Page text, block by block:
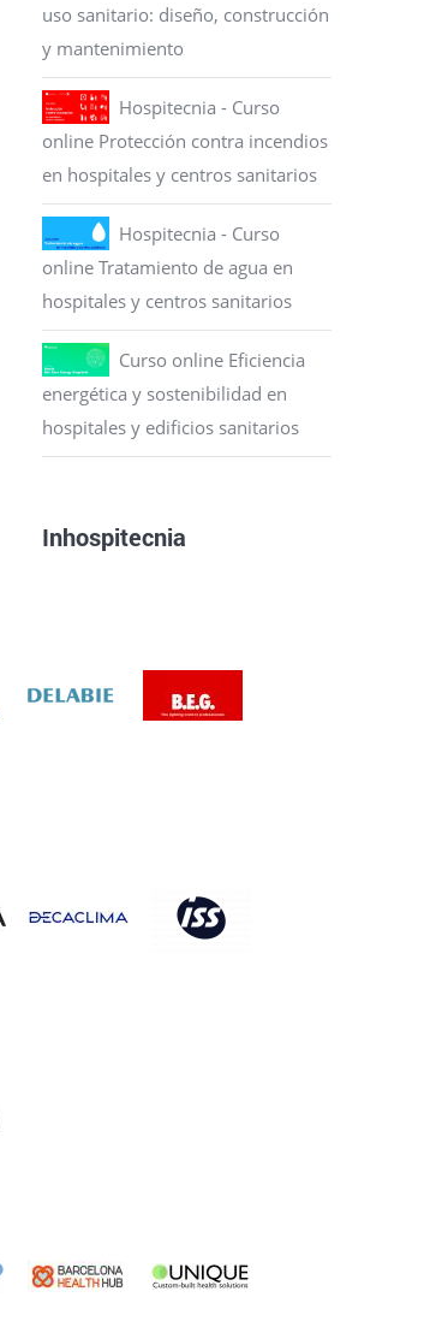
uso sanitario: diseño, construcción
y mantenimiento
Hospitecnia - Curso
online Protección contra incendios
en hospitales y centros sanitarios
Hospitecnia - Curso
online Tratamiento de agua en
hospitales y centros sanitarios
Curso online Eficiencia
energética y sostenibilidad en
hospitales y edificios sanitarios
Inhospitecnia